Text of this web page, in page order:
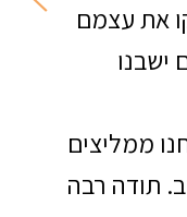
את עצמם
ישבנו
ממליצים
תודה רבה